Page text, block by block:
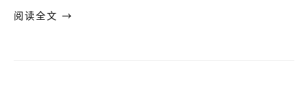
阅读全文 →